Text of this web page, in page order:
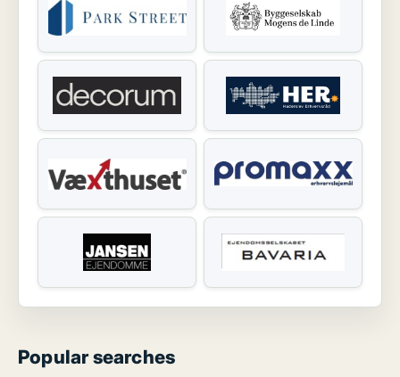
Popular searches